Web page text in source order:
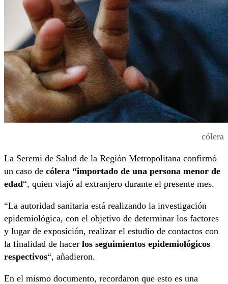
cólera
La Seremi de Salud de la Región Metropolitana confirmó
un caso de cólera “importado de una persona menor de
edad“, quien viajó al extranjero durante el presente mes.
“La autoridad sanitaria está realizando la investigación
epidemiológica, con el objetivo de determinar los factores
y lugar de exposición, realizar el estudio de contactos con
la finalidad de hacer los seguimientos epidemiológicos
respectivos“, añadieron.
En el mismo documento, recordaron que esto es una